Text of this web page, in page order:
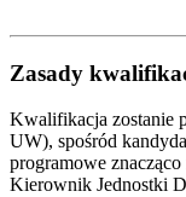
Zasady
Kwalifikacja zostanie
UW), spośród
programowe
Kierownik Jednostki